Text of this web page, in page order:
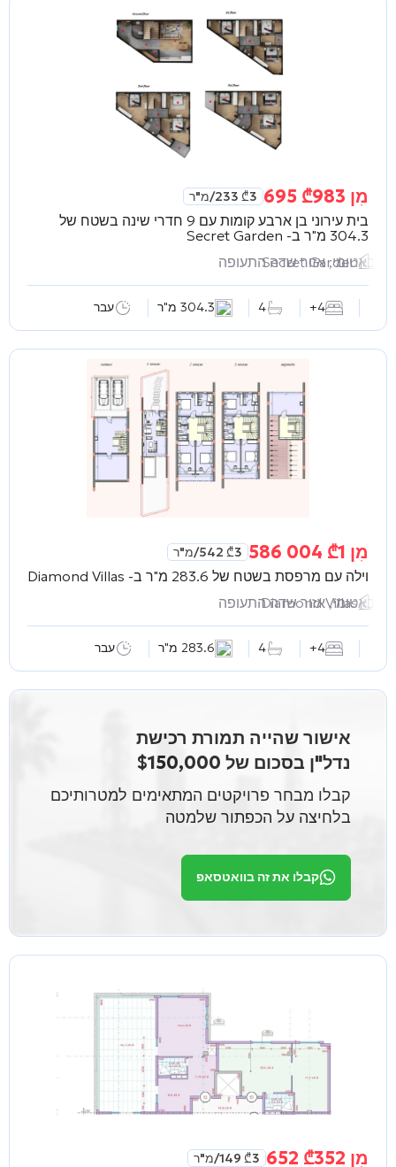
מִן ₾983 695
₾3 233 /מ"ר
בית עירוני בן ארבע קומות עם 9 חדרי שינה בשטח של
304.3 מ"ר ב-
באטומי, אזור שדה התעופה
Secret Garden
4+
4 304.3 מ"ר עבר
מִן ₾1 004 586
₾3 542 /מ"ר
וילה עם מרפסת בשטח של 283.6 מ"ר ב-
באטומי, אזור שדה התעופה
Diamond Villas
4+
4 283.6 מ"ר עבר
אישור שהייה תמורת רכישת
נדל"ן בסכום של $150,000
קבלו מבחר פרויקטים המתאימים למטרותיכם
בלחיצה על הכפתור שלמטה
קבלו את זה בוואטסאפ
מִן ₾352 652
₾3 149 /מ"ר